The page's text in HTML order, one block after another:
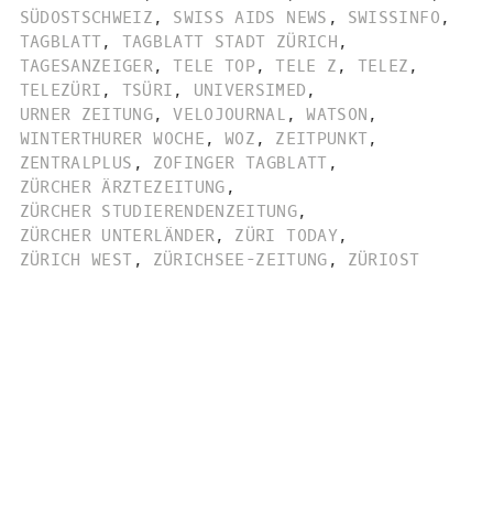
SÜDOSTSCHWEIZ , SWISS AIDS NEWS , SWISSINFO ,
TAGBLATT, TAGBLATT STADT ZÜRICH ,
TAGESANZEIGER, TELE TOP, TELE Z , TELEZ ,
TELEZÜRI , TSÜRI , UNIVERSIMED ,
URNER ZEITUNG, VELOJOURNAL , WATSON ,
WINTERTHURER WOCHE , WOZ , ZEITPUNKT,
ZENTRALPLUS , ZOFINGER TAGBLATT ,
ZÜRCHER ÄRZTEZEITUNG ,
ZÜRCHER STUDIERENDENZEITUNG,
ZÜRCHER UNTERLÄNDER, ZÜRI TODAY,
ZÜRICH WEST , ZÜRICHSEE-ZEITUNG , ZÜRIOST